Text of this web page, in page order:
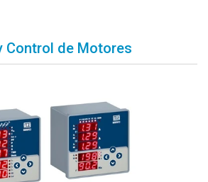
Control de Motores